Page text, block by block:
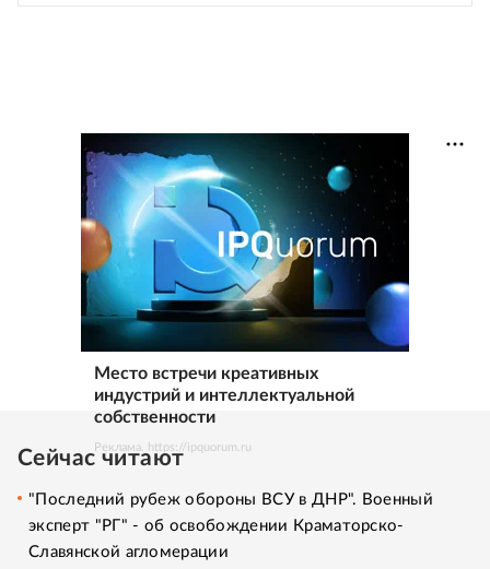
Место встречи креативных
индустрий и интеллектуальной
собственности
Реклама. https://ipquorum.ru
Сейчас читают
"Последний рубеж обороны ВСУ в ДНР". Военный
эксперт "РГ" - об освобождении Краматорско-
Славянской агломерации